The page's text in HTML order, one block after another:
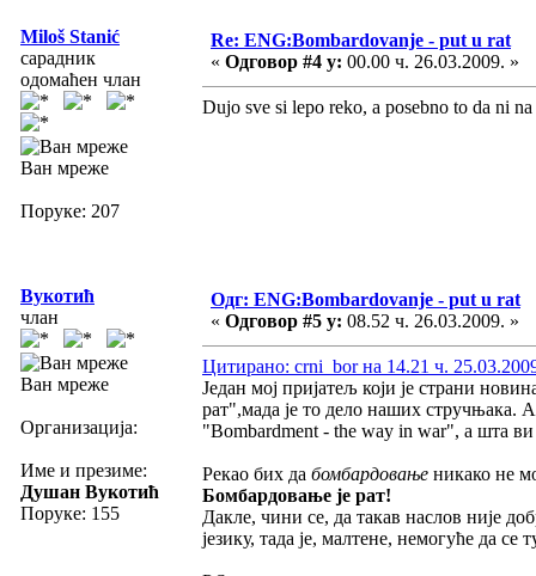
Miloš Stanić
сарадник
одомаћен члан
Ван мреже
Поруке: 207
Re: ENG:Bombardovanje - put u rat
« Одговор #4 у: 00.00 ч. 26.03.2009. »
Dujo sve si lepo reko, a posebno to da ni
Вукотић
члан
Ван мреже
Организација:
Име и презиме:
Душан Вукотић
Поруке: 155
Одг: ENG:Bombardovanje - put u rat
« Одговор #5 у: 08.52 ч. 26.03.2009. »
Цитирано: crni_bor на 14.21 ч.
Један мој пријатељ који је страни
рат",мада је то дело наших стручњака.
"Bombardment - the way in war", а шта
Рекао бих да бомбардовање никако не
Бомбардовање је рат!
Дакле, чини се, да такав наслов није
језику, тада је, малтене, немогуће да